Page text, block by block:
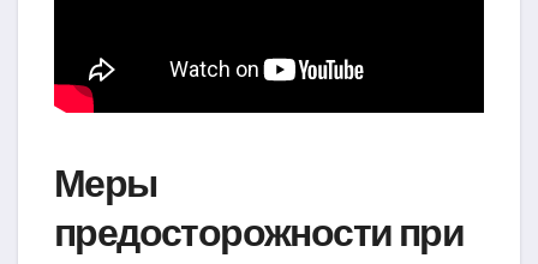
Меры
предосторожности при